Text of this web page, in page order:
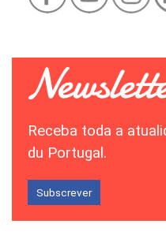
Receba toda a
du Portugal.
Subscrever